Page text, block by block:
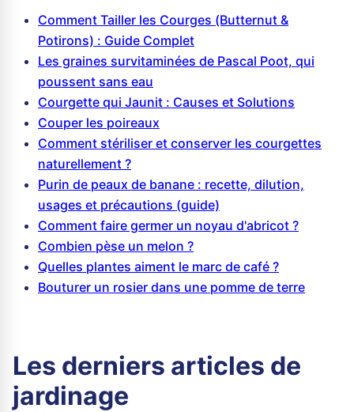
Comment Tailler les Courges (Butternut &
Potirons) : Guide Complet
Les graines survitaminées de Pascal Poot, qui
poussent sans eau
Courgette qui Jaunit : Causes et Solutions
Couper les poireaux
Comment stériliser et conserver les courgettes
naturellement ?
Purin de peaux de banane : recette, dilution,
usages et précautions (guide)
Comment faire germer un noyau d'abricot ?
Combien pèse un melon ?
Quelles plantes aiment le marc de café ?
Bouturer un rosier dans une pomme de terre
Les derniers articles de
jardinage